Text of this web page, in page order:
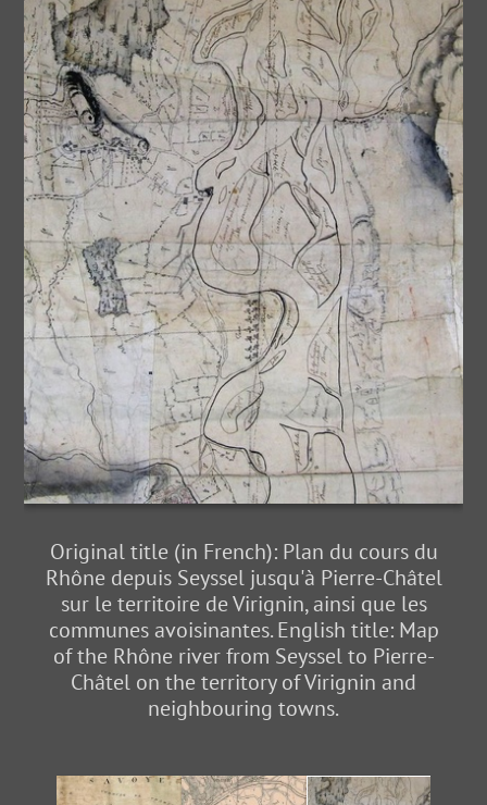
Original title (in French): Plan du cours du
Rhône depuis Seyssel jusqu'à Pierre-Châtel
sur le territoire de Virignin, ainsi que les
communes avoisinantes. English title: Map
of the Rhône river from Seyssel to Pierre-
Châtel on the territory of Virignin and
neighbouring towns.